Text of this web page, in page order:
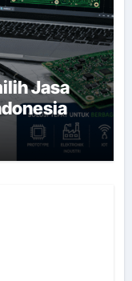
Jasa